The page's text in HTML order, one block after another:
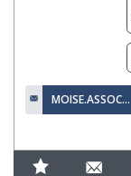
MOISE.ASSOCIATION@HOTMAIL.FR